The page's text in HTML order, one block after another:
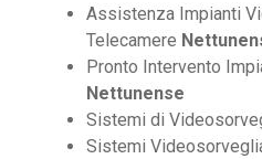
Assistenza Impianti
Telecamere
Pronto Intervento
Nettunense
Sistemi di
Sistemi